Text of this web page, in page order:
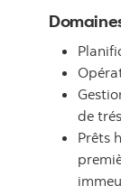
de
Prêts